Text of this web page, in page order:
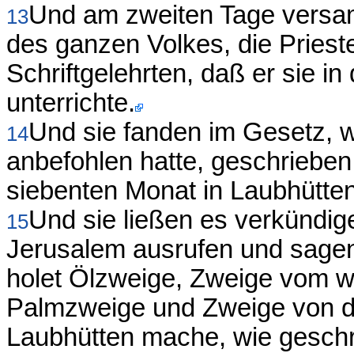
13Und am zweiten Tage
des ganzen Volkes, die
Schriftgelehrten, daß er sie
unterrichte.
14Und sie fanden im Gesetz,
anbefohlen hatte,
siebenten Monat in
15Und sie ließen es
Jerusalem ausrufen und
holet Ölzweige, Zweige vom
Palmzweige und Zweige von
Laubhütten mache, wie